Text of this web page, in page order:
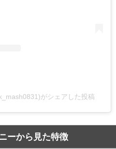
がシェアした投稿
ーから見た特徴